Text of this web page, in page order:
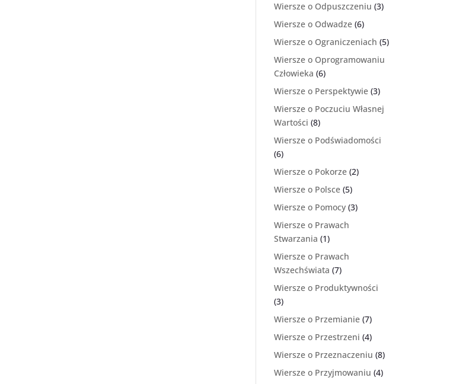
Wiersze o Odpuszczeniu (3)
Wiersze o Odwadze (6)
Wiersze o Ograniczeniach (5)
Wiersze o Oprogramowaniu
Człowieka (6)
Wiersze o Perspektywie (3)
Wiersze o Poczuciu Własnej
Wartości (8)
Wiersze o Podświadomości
(6)
Wiersze o Pokorze (2)
Wiersze o Polsce (5)
Wiersze o Pomocy (3)
Wiersze o Prawach
Stwarzania (1)
Wiersze o Prawach
Wszechświata (7)
Wiersze o Produktywności
(3)
Wiersze o Przemianie (7)
Wiersze o Przestrzeni (4)
Wiersze o Przeznaczeniu (8)
Wiersze o Przyjmowaniu (4)